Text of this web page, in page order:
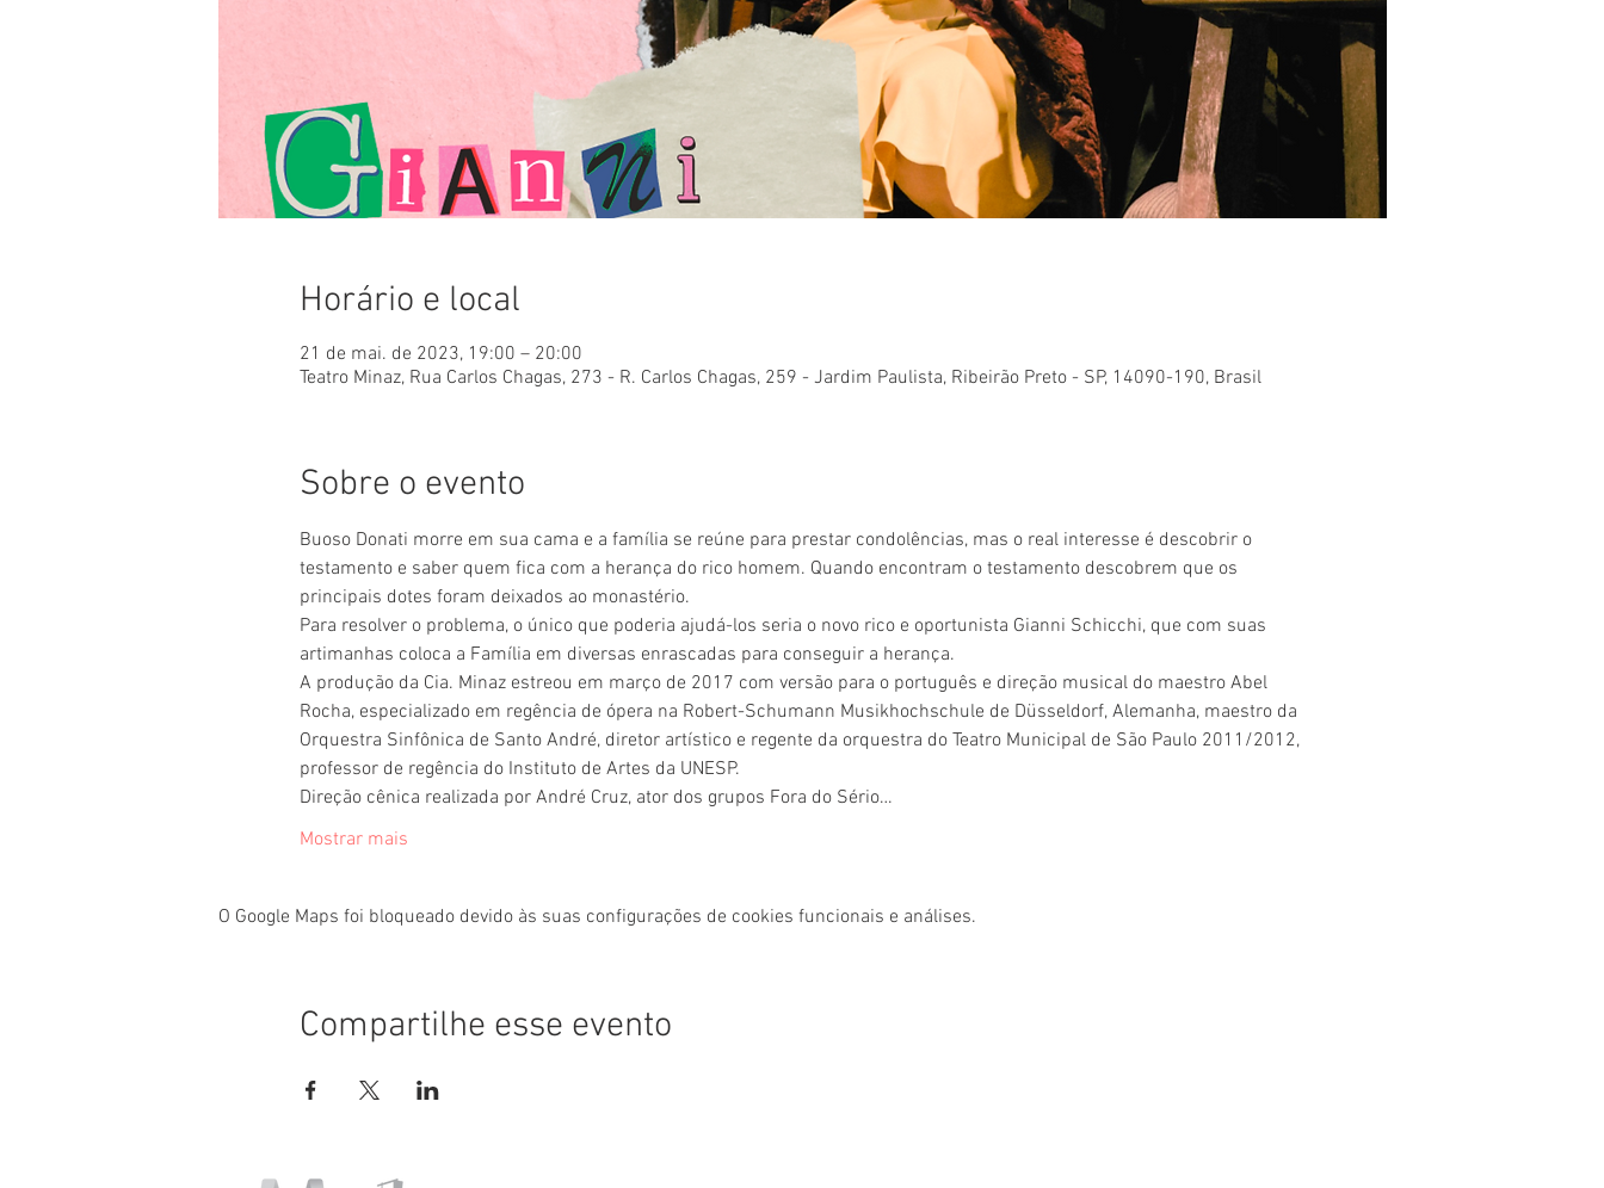
Horário e local
21 de mai. de 2023, 19:00 – 20:00
Teatro Minaz, Rua Carlos Chagas, 273 - R. Carlos Chagas, 259 - Jardim Paulista, Ribeirão Preto - SP, 14090-190, Brasil
Sobre o evento
Buoso Donati morre em sua cama e a família se reúne para prestar condolências, mas o real interesse é descobrir o
testamento e saber quem fica com a herança do rico homem. Quando encontram o testamento descobrem que os
principais dotes foram deixados ao monastério.
Para resolver o problema, o único que poderia ajudá-los seria o novo rico e oportunista Gianni Schicchi, que com suas
artimanhas coloca a Família em diversas enrascadas para conseguir a herança.
A produção da Cia. Minaz estreou em março de 2017 com versão para o português e direção musical do maestro Abel
Rocha, especializado em regência de ópera na Robert-Schumann Musikhochschule de Düsseldorf, Alemanha, maestro da
Orquestra Sinfônica de Santo André, diretor artístico e regente da orquestra do Teatro Municipal de São Paulo 2011/2012,
professor de regência do Instituto de Artes da UNESP.
Direção cênica realizada por André Cruz, ator dos grupos Fora do Sério…
Mostrar mais
O Google Maps foi bloqueado devido às suas configurações de cookies funcionais e análises.
Compartilhe esse evento